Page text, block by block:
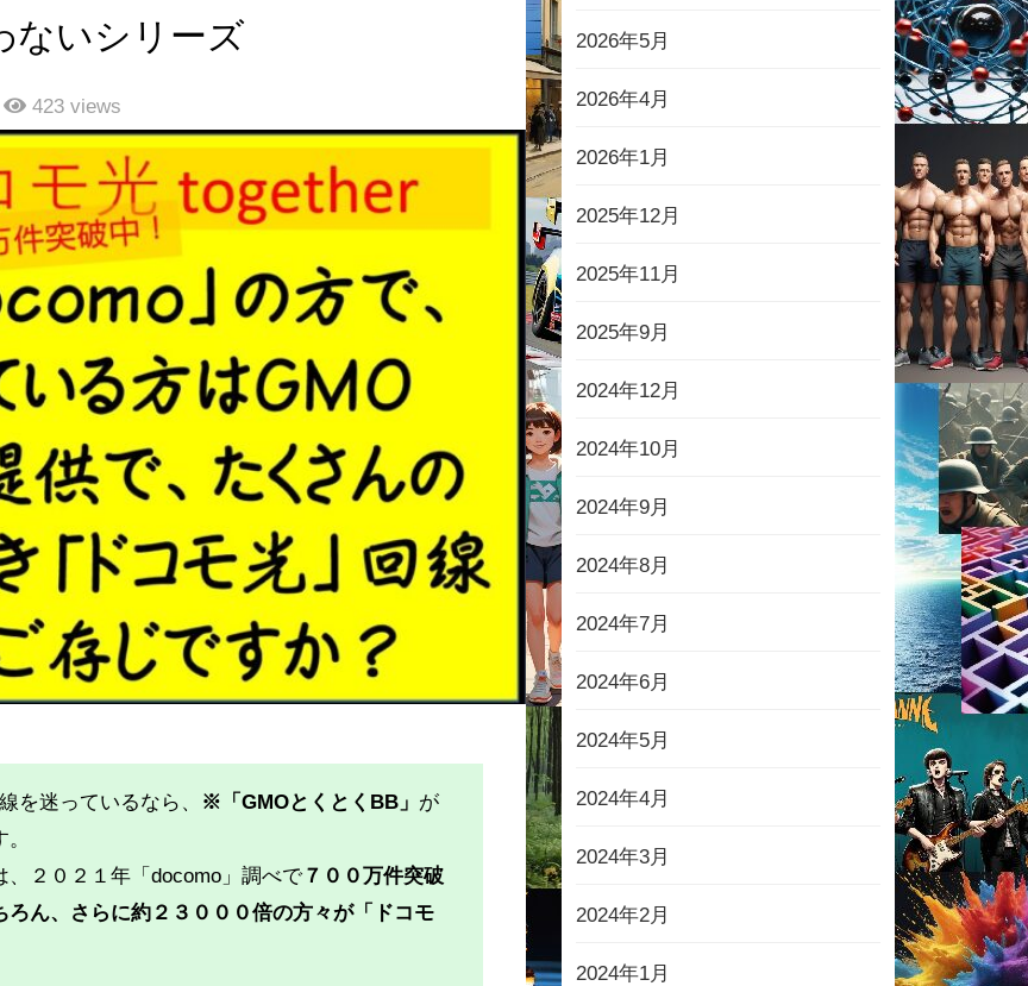
いシリーズ
423 views
を迷っているなら、 ※「GMOとくとくBB」 が
２０２１年「docomo」調べで７００万件突破
ん、さらに約２３０００倍の方々が「ドコモ
2026年5月
2026年4月
2026年1月
2025年12月
2025年11月
2025年9月
2024年12月
2024年10月
2024年9月
2024年8月
2024年7月
2024年6月
2024年5月
2024年4月
2024年3月
2024年2月
2024年1月